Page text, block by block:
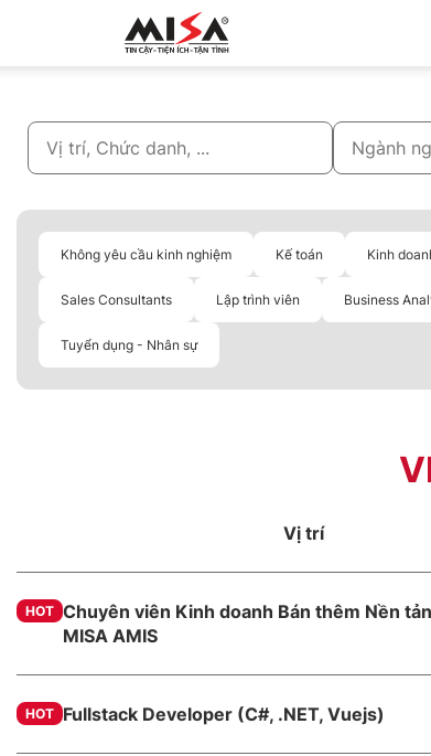
MISA.VN
Không yêu cầu kinh nghiệm Kế toán Kinh
Sales Consultants Lập trình viên Business
Tuyển dụng - Nhân sự
Vị trí
HOT Chuyên viên Kinh doanh Bán thêm Nền
MISA AMIS
HOT Fullstack Developer (C#, .NET, Vuejs)